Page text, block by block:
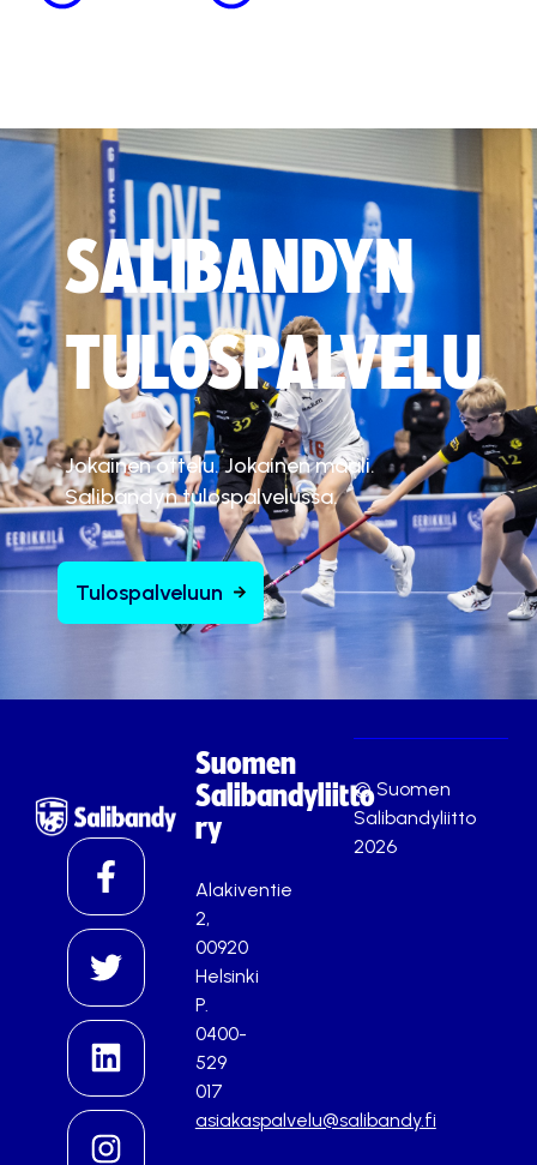
SALIBANDYN
TULOSPALVELU
Jokainen ottelu. Jokainen maali.
Salibandyn tulospalvelussa.
Tulospalveluun
Suomen
Salibandyliitto
ry
Alakiventie
2,
00920
Helsinki
P.
0400-
529
017
asiakaspalvelu@salibandy.fi
© Suomen
Salibandyliitto
2026